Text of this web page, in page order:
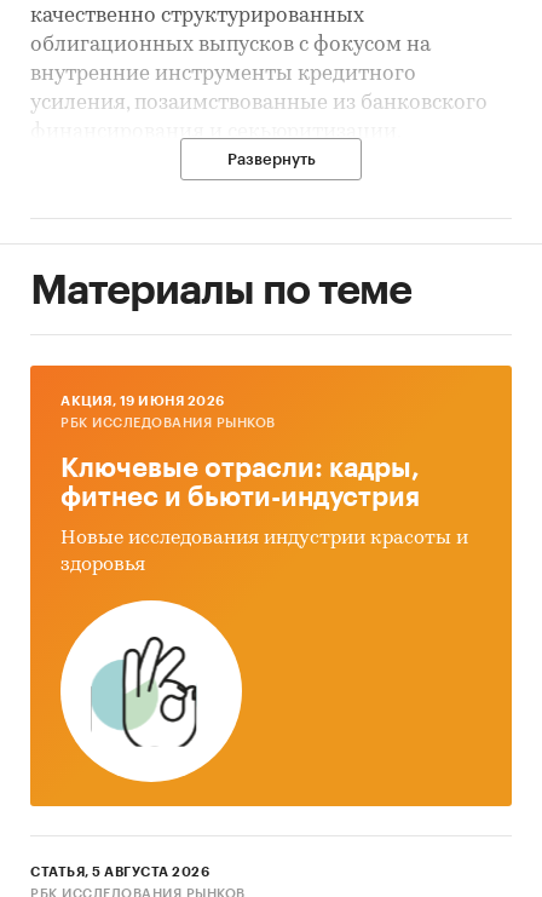
качественно структурированных
облигационных выпусков с фокусом на
внутренние инструменты кредитного
усиления, позаимствованные из банковского
финансирования и секьюритизации.
Россия
Развернуть
Материалы по теме
AКЦИЯ, 19 ИЮНЯ 2026
РБК ИССЛЕДОВАНИЯ РЫНКОВ
Ключевые отрасли: кадры,
фитнес и бьюти-индустрия
Новые исследования индустрии красоты и
здоровья
СТАТЬЯ, 5 АВГУСТА 2026